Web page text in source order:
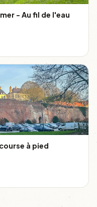
- Au fil de l'eau
à pied